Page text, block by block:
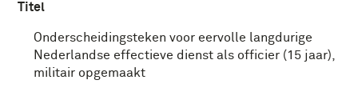
Titel
Onderscheidingsteken voor eervolle langdurige
Nederlandse effectieve dienst als officier (15 jaar),
militair opgemaakt